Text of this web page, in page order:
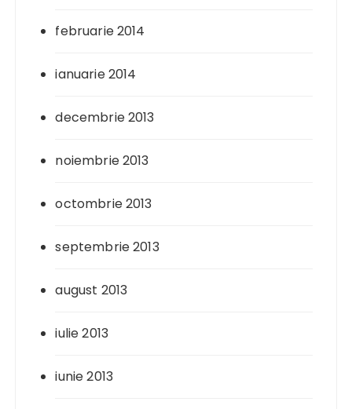
februarie 2014
ianuarie 2014
decembrie 2013
noiembrie 2013
octombrie 2013
septembrie 2013
august 2013
iulie 2013
iunie 2013